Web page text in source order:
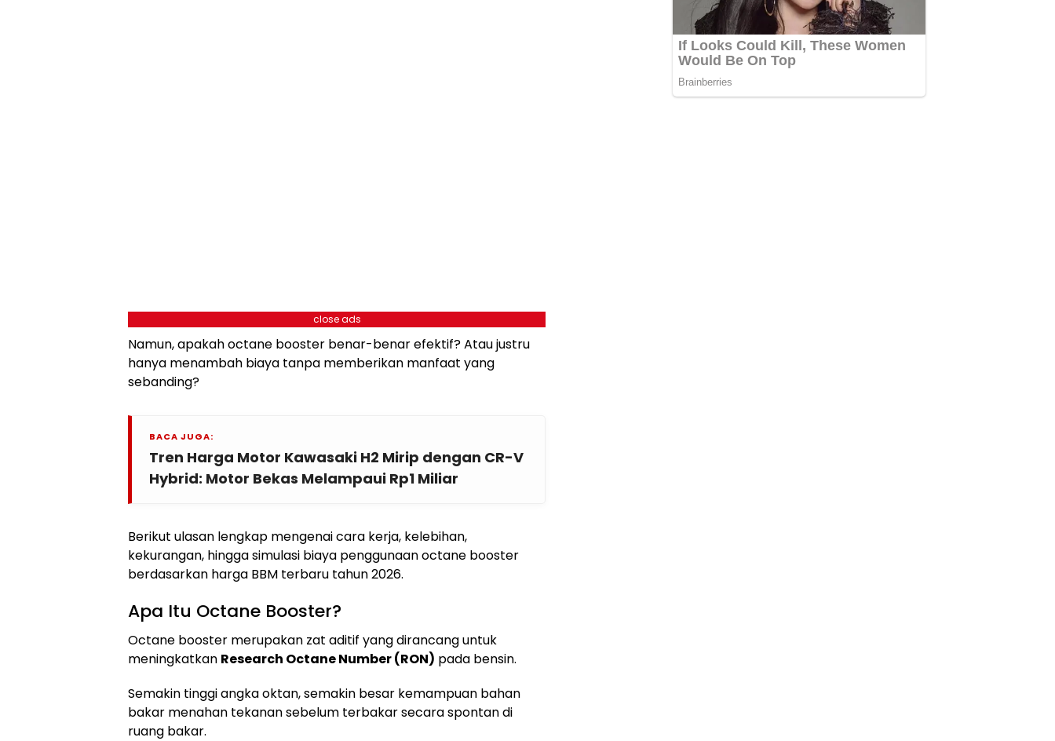
close ads
Namun, apakah octane booster benar-benar efektif? Atau justru
hanya menambah biaya tanpa memberikan manfaat yang
sebanding?
BACA JUGA:
Tren Harga Motor Kawasaki H2 Mirip dengan CR-V
Hybrid: Motor Bekas Melampaui Rp1 Miliar
Berikut ulasan lengkap mengenai cara kerja, kelebihan,
kekurangan, hingga simulasi biaya penggunaan octane booster
berdasarkan harga BBM terbaru tahun 2026.
Apa Itu Octane Booster?
Octane booster merupakan zat aditif yang dirancang untuk
meningkatkan Research Octane Number (RON) pada bensin.
Semakin tinggi angka oktan, semakin besar kemampuan bahan
bakar menahan tekanan sebelum terbakar secara spontan di
ruang bakar.